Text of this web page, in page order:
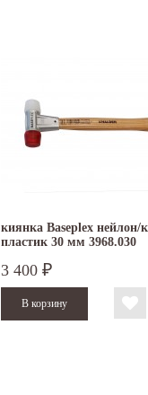
киянка Baseplex нейлон/
пластик 30 мм 3968.030
3 400 ₽